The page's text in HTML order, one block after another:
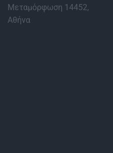
Μεταμόρφωση 14452,
Αθήνα